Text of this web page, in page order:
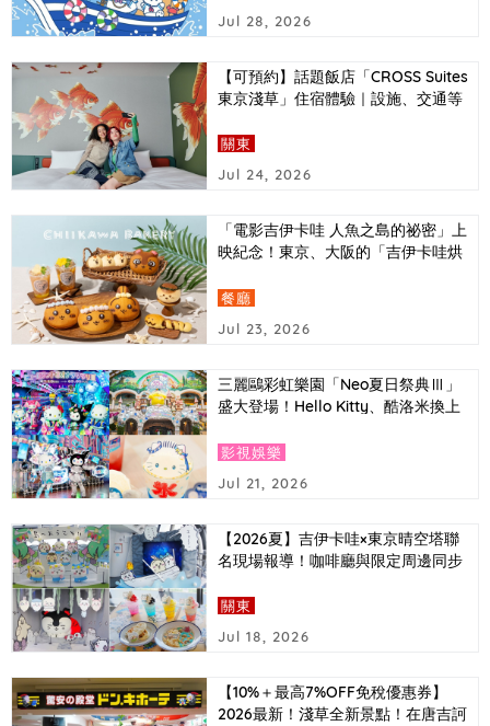
Jul 28, 2026
【可預約】話題飯店「CROSS Suites
東京淺草」住宿體驗｜設施、交通等
關東
Jul 24, 2026
「電影吉伊卡哇 人魚之島的祕密」上
映紀念！東京、大阪的「吉伊卡哇烘
的造型麵包
餐廳
Jul 23, 2026
三麗鷗彩虹樂園「Neo夏日祭典Ⅲ」
盛大登場！Hello Kitty、酷洛米換上
亮相
影視娛樂
Jul 21, 2026
【2026夏】吉伊卡哇×東京晴空塔聯
名現場報導！咖啡廳與限定周邊同步
關東
Jul 18, 2026
【10%＋最高7%OFF免稅優惠券】
2026最新！淺草全新景點！在唐吉訶